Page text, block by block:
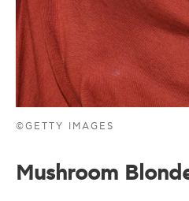
©GETTY IMAGES
Mushroom